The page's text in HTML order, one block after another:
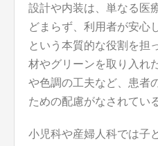
設計や内装は、単なる医
どまらず、利用者が安心
という本質的な役割を担
材やグリーンを取り入れ
や色調の工夫など、患者
ための配慮がなされてい
小児科や産婦人科では子